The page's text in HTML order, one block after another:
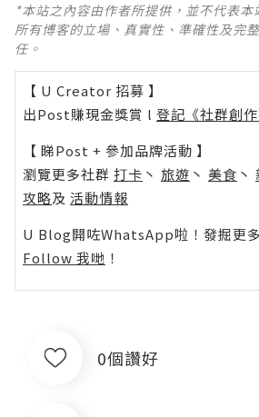
*本站之內容由作者所提供，並不代表
所有博客的立場、真實性、準確性及完
任。
【 U Creator 招募 】
出Post賺現金獎賞 l 登記《社群創作
【 睇Post + 參加品牌活動 】
瀏覽更多社群 打卡 丶 旅遊 丶 美食 丶
攻略及 活動情報
U Blog開咗WhatsApp啦！發掘更
Follow 我哋 ！
0個讚好